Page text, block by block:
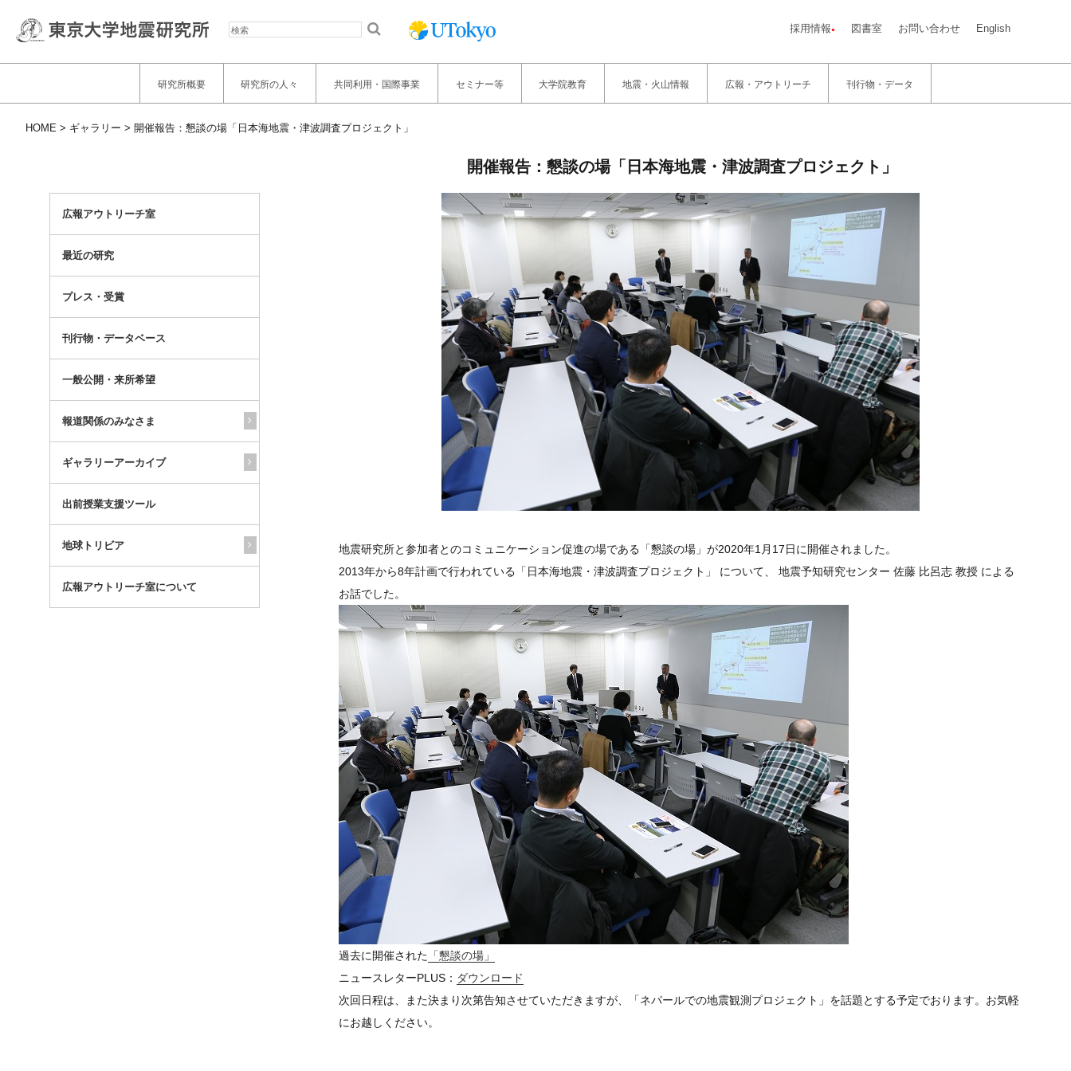
採用情報 図書室 お問い合わせ English
研究所概要 研究所の人々 共同利用・国際事業 セミナー等 大学院教育 地震・火山情報 広報・アウトリーチ 刊行物・データ
HOME ギャラリー 開催報告：懇談の場「日本海地震・津波調査プロジェクト」
広報アウトリーチ室
最近の研究
プレス・受賞
刊行物・データベース
一般公開・来所希望
報道関係のみなさま
ギャラリーアーカイブ
出前授業支援ツール
地球トリビア
広報アウトリーチ室について
開催報告：懇談の場「日本海地震・津波調査プロジェクト」
地震研究所と参加者とのコミュニケーション促進の場である「懇談の場」が2020年1月17日に開催されました。
2013年から8年計画で行われている「日本海地震・津波調査プロジェクト」 について、 地震予知研究センター 佐藤 比呂志 教授 による
お話でした。
過去に開催された 「懇談の場」
ニュースレターPLUS： ダウンロード
次回日程は、また決まり次第告知させていただきますが、「ネパールでの地震観測プロジェクト」を話題とする予定でおります。お気軽
にお越しください。